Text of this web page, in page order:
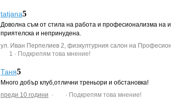
tatjana5
Доволна съм от стила на работа и професионализма на
приятелска и непринудена.
ул. Иван Перпелиев 2, физкултурния салон на
1 · Подкрепям това мнение!
Таня5
Много добър клуб,отлични треньори и обстановка!
преди 10 години · · Подкрепям това мнение!